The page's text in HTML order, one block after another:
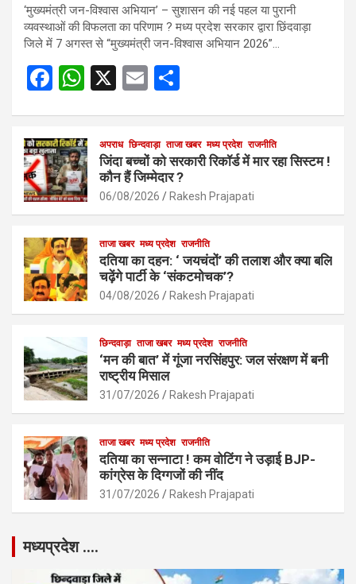
‘मुख्यमंत्री जन-विश्वास अभियान’ – सुशासन की नई पहल या पुरानी
व्यवस्थाओं की विफलता का परिणाम ? मध्य प्रदेश सरकार द्वारा छिंदवाड़ा
जिले में 7 अगस्त से “मुख्यमंत्री जन-विश्वास अभियान 2026”…
F
b
o
o
k
W
s
A
p
p
X
E
e
अपराध छिन्दवाड़ा ताजा खबर मध्य प्रदेश राजनीति
जिंदा बच्चों को सरकारी रिकॉर्ड में मार रहा सिस्टम !
कौन हैं जिम्मेदार ?
06/08/2026 Rakesh Prajapati
ताजा खबर मध्य प्रदेश राजनीति
दतिया का दहन: ‘ जयचंदों’ की तलाश और क्या बलि
चढ़ेंगे पार्टी के ‘संकटमोचक’?
04/08/2026 Rakesh Prajapati
छिन्दवाड़ा ताजा खबर मध्य प्रदेश राजनीति
‘मन की बात’ में गूंजा नरसिंहपुर: जल संरक्षण में बनी
राष्ट्रीय मिसाल
31/07/2026 Rakesh Prajapati
ताजा खबर मध्य प्रदेश राजनीति
दतिया का सन्नाटा ! कम वोटिंग ने उड़ाई BJP-
कांग्रेस के दिग्गजों की नींद
31/07/2026 Rakesh Prajapati
मध्यप्रदेश ….